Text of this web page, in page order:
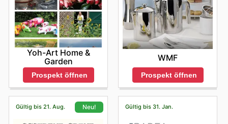
Yoh-Art Home &
Garden
Prospekt öffnen
WMF
Prospekt öffnen
Gültig bis 21. Aug. Neu! Gültig bis 31. Jan.